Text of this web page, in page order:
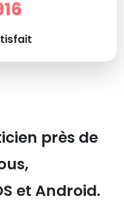
près de
et Android.